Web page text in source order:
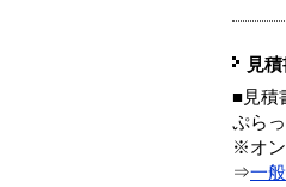
見
■見積
ぷら
※オン
⇒一